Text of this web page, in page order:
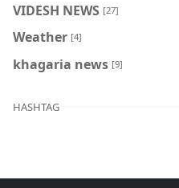
VIDESH NEWS [27]
Weather [4]
khagaria news [9]
HASHTAG